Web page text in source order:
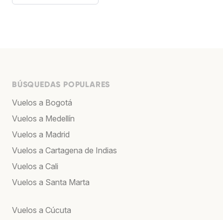
BÚSQUEDAS POPULARES
Vuelos a Bogotá
Vuelos a Medellín
Vuelos a Madrid
Vuelos a Cartagena de Indias
Vuelos a Cali
Vuelos a Santa Marta
Vuelos a Cúcuta